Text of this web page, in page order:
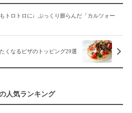
トロトロに♩ぷっくり膨らんだ「カルツォー
くなるピザのトッピング29選
人気ランキング